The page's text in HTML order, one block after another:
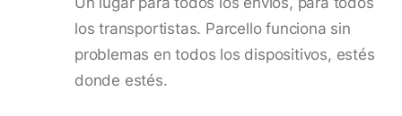
los transportistas. Parcello funciona sin
problemas en todos los dispositivos, estés
donde estés.